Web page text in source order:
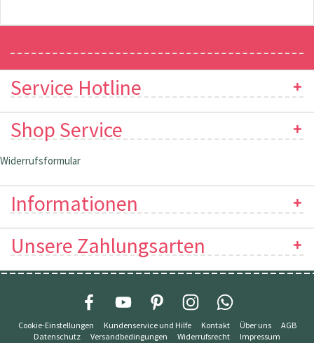
Service Hotline
Shop Service
Widerrufsformular
Informationen
Unsere Zahlungsarten
Cookie-Einstellungen Kundenservice und Hilfe Kontakt Über uns
AGB
Datenschutz
Versandbedingungen Widerrufsrecht Impressum